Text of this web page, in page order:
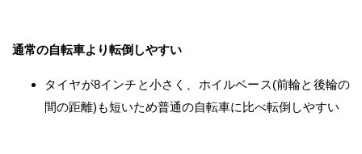
通常の自転車より転倒しやすい
タイヤが8インチと小さく、ホイルベース(前輪と後輪の
間の距離)も短いため普通の自転車に比べ転倒しやすい